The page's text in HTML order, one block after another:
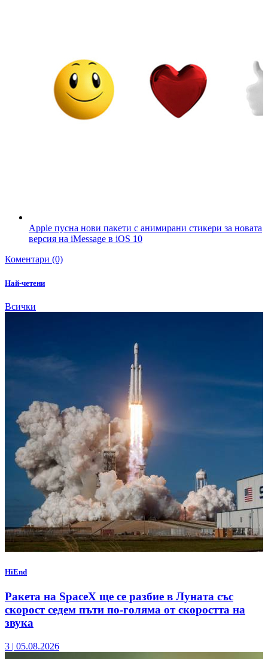
Apple пусна нови пакети с анимирани стикери за новата
версия на iMessage в iOS 10
Коментари (0)
Най-четени
Всички
HiEnd
Ракета на SpaceX ще се разбие в Луната със
скорост седем пъти по-голяма от скоростта на
звука
3 | 05.08.2026